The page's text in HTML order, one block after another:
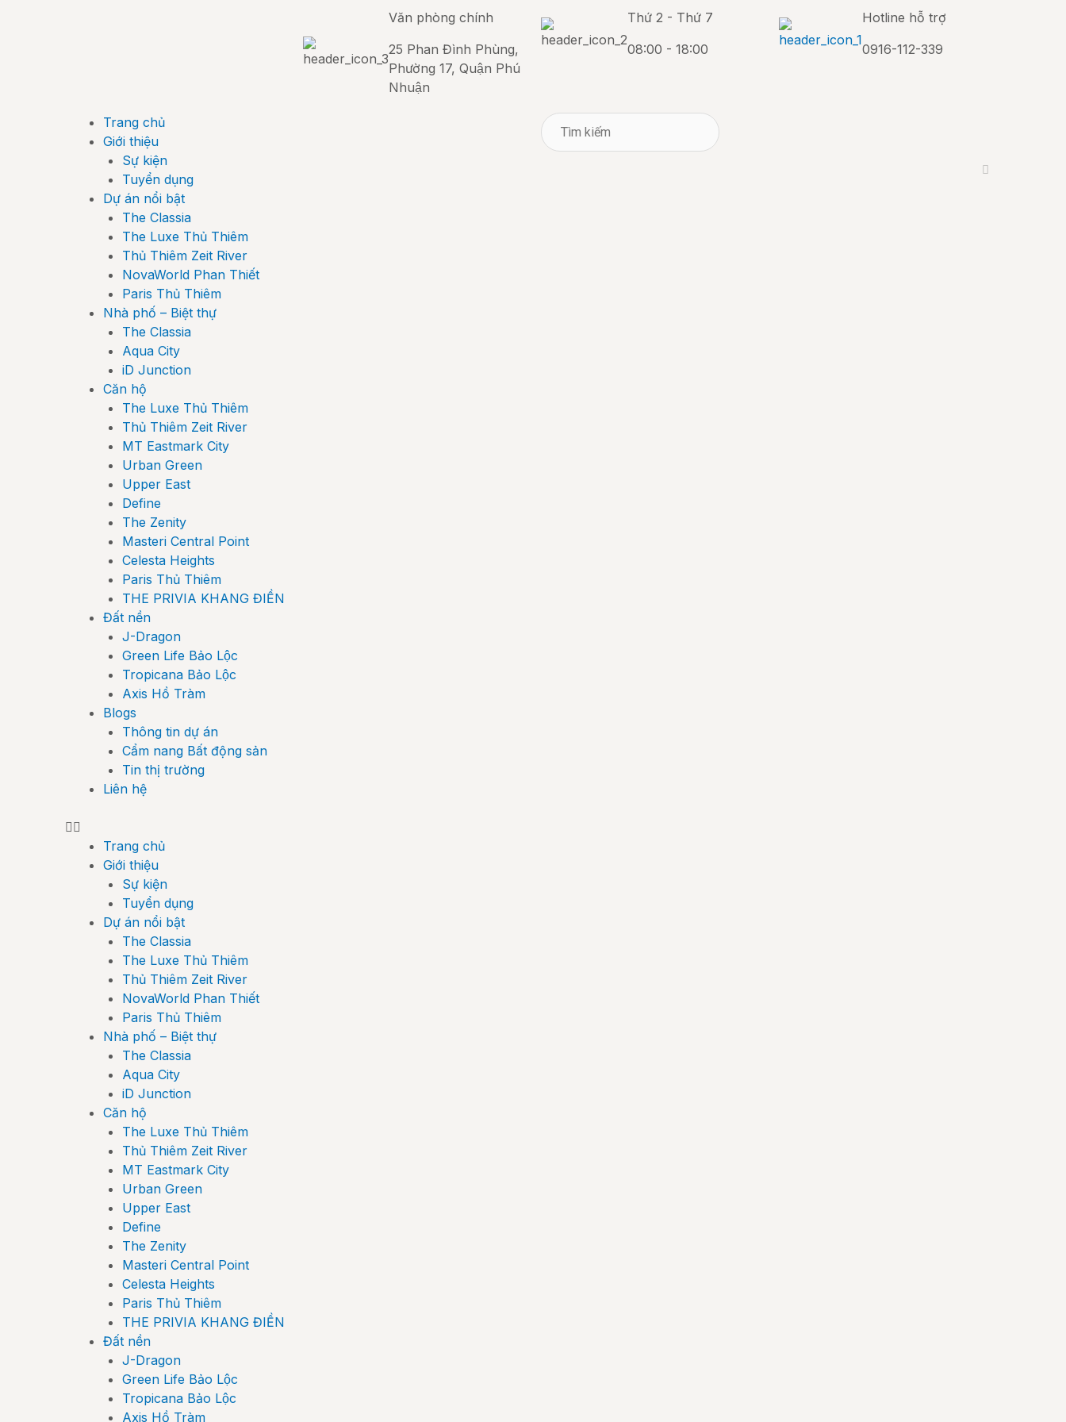
Văn phòng chính
25 Phan Đình Phùng,
Phường 17, Quận Phú
Nhuận
Thứ 2 - Thứ 7
08:00 - 18:00
Hotline hỗ trợ
0916-112-339
Trang chủ
Giới thiệu
Sự kiện
Tuyển dụng
Dự án nổi bật
The Classia
The Luxe Thủ Thiêm
Thủ Thiêm Zeit River
NovaWorld Phan Thiết
Paris Thủ Thiêm
Nhà phố – Biệt thự
The Classia
Aqua City
iD Junction
Căn hộ
The Luxe Thủ Thiêm
Thủ Thiêm Zeit River
MT Eastmark City
Urban Green
Upper East
Define
The Zenity
Masteri Central Point
Celesta Heights
Paris Thủ Thiêm
THE PRIVIA KHANG ĐIỀN
Đất nền
J-Dragon
Green Life Bảo Lộc
Tropicana Bảo Lộc
Axis Hồ Tràm
Blogs
Thông tin dự án
Cẩm nang Bất động sản
Tin thị trường
Liên hệ
Trang chủ
Giới thiệu
Sự kiện
Tuyển dụng
Dự án nổi bật
The Classia
The Luxe Thủ Thiêm
Thủ Thiêm Zeit River
NovaWorld Phan Thiết
Paris Thủ Thiêm
Nhà phố – Biệt thự
The Classia
Aqua City
iD Junction
Căn hộ
The Luxe Thủ Thiêm
Thủ Thiêm Zeit River
MT Eastmark City
Urban Green
Upper East
Define
The Zenity
Masteri Central Point
Celesta Heights
Paris Thủ Thiêm
THE PRIVIA KHANG ĐIỀN
Đất nền
J-Dragon
Green Life Bảo Lộc
Tropicana Bảo Lộc
Axis Hồ Tràm